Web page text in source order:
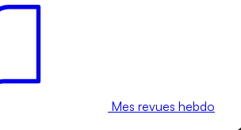
Mes revues hebdo